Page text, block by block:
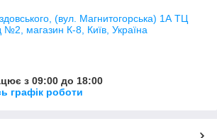
(вул. Магнитогорська) 1А ТЦ
№2, магазин К-8, Київ, Україна
з 09:00 до 18:00
графік роботи